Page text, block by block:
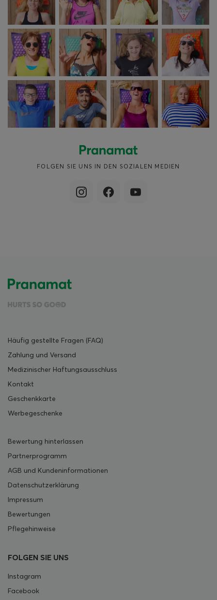
FOLGEN SIE UNS IN DEN SOZIALEN MEDIEN
Häufig gestellte Fragen (FAQ)
Zahlung und Versand
Medizinischer Haftungsausschluss
Kontakt
Geschenkkarte
Werbegeschenke
Bewertung hinterlassen
Partnerprogramm
AGB und Kundeninformationen
Datenschutzerklärung
Impressum
Bewertungen
Pflegehinweise
FOLGEN SIE UNS
Instagram
Facebook